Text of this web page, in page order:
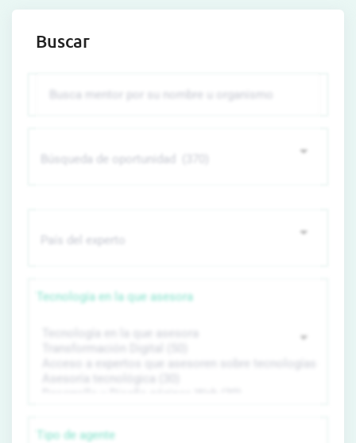
Buscar
Tecnología en la que asesora
Tipo de agente